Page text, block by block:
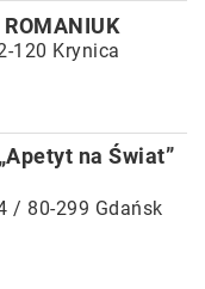
120 Krynica
na Świat”
/ 80-299 Gdańsk